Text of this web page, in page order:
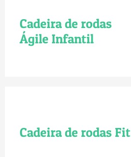
Cadeira de rodas
Ágile Infantil
Cadeira de rodas Fit